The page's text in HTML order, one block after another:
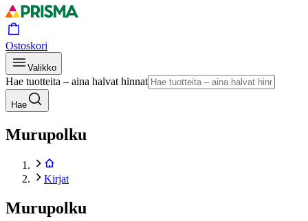
Ostoskori
Valikko
Hae tuotteita – aina halvat hinnat
Hae
Murupolku
Kirjat
Murupolku